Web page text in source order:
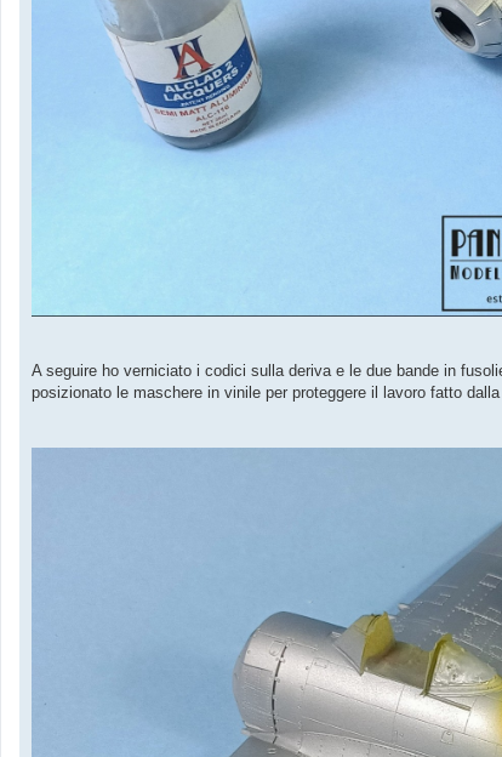
A seguire ho verniciato i codici sulla deriva e le due bande in
posizionato le maschere in vinile per proteggere il lavoro fatto